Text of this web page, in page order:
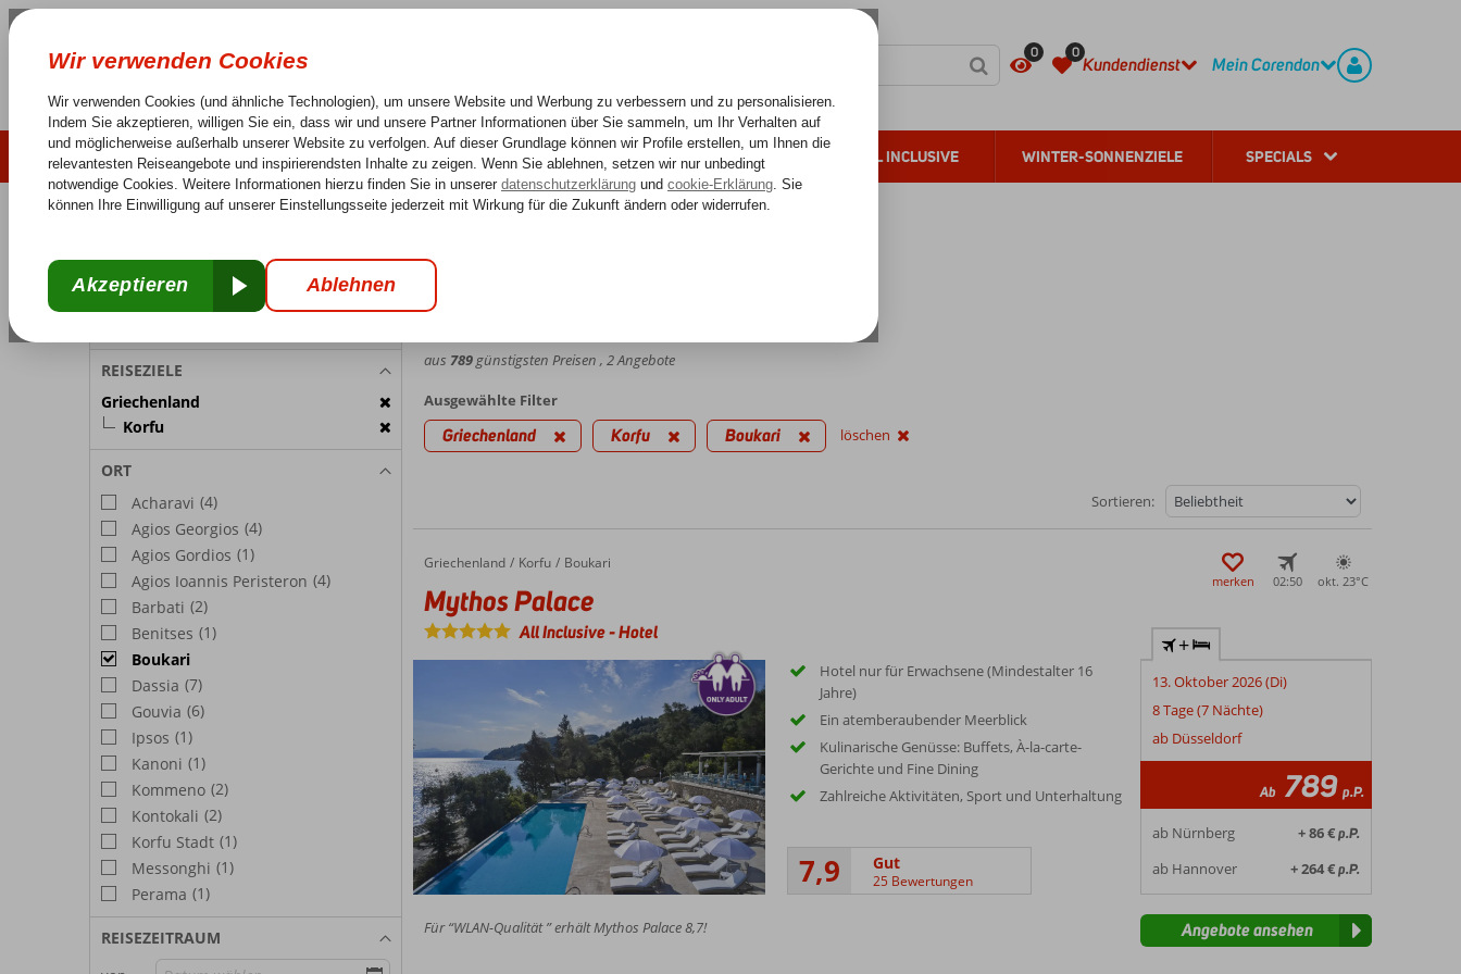
0 0
Kundendienst Mein Corendon
LAST MINUTE SOMMER 2026 SONNENZIELE FERNREISEN ALL INCLUSIVE WINTER-SONNENZIELE SPECIALS
Keine versteckten Kosten Sorglos Reisen 25 Jahre Erfahrung
REISETEILNEHMER
Zimmer 1: 2 Personen
REISEZIELE
Griechenland
Korfu
ORT
Acharavi (4)
Agios Georgios (4)
Agios Gordios (1)
Agios Ioannis Peristeron (4)
Barbati (2)
Benitses (1)
Boukari
Dassia (7)
Gouvia (6)
Ipsos (1)
Kanoni (1)
Kommeno (2)
Kontokali (2)
Korfu Stadt (1)
Messonghi (1)
Perama (1)
REISEZEITRAUM
Griechenland
Boukari
aus 789günstigsten Preisen , 2 Angebote
Ausgewählte Filter
Griechenland Korfu Boukari löschen
Sortieren:
Home
Griechenland Korfu Boukari
Mythos Palace
Mythos Palace
All Inclusive-Hotel
merken 02:50 okt. 23°C
Hotel nur für Erwachsene (Mindestalter 16
Jahre)
Ein atemberaubender Meerblick
Kulinarische Genüsse: Buffets, À-la-carte-
Gerichte und Fine Dining
Zahlreiche Aktivitäten, Sport und Unterhaltung
7,9 Gut
25 Bewertungen
+
13. Oktober 2026 (Di)
8 Tage (7 Nächte)
ab Düsseldorf
Ab 789 p.P.
ab Nürnberg + 86 €p.P.
ab Hannover + 264 €p.P.
Für “WLAN-Qualität ” erhält Mythos Palace 8,7! Angebote ansehen